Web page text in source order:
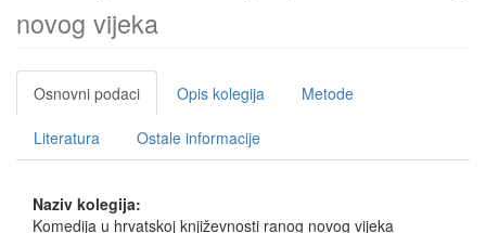
novog vijeka
Osnovni podaci Opis kolegija Metode
Literatura Ostale informacije
Naziv kolegija:
Komedija u hrvatskoj književnosti ranog novog vijeka